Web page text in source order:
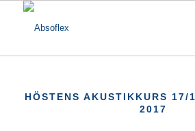
HÖSTENS AKUSTIKKURS
2017